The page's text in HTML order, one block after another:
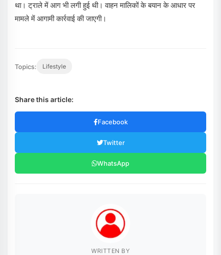
था। ट्राले में आग भी लगी हुई थी। वाहन मालिकों के बयान के आधार पर
मामले में आगामी कार्रवाई की जाएगी।
Topics: Lifestyle
Share this article:
Facebook
Twitter
WhatsApp
WRITTEN BY